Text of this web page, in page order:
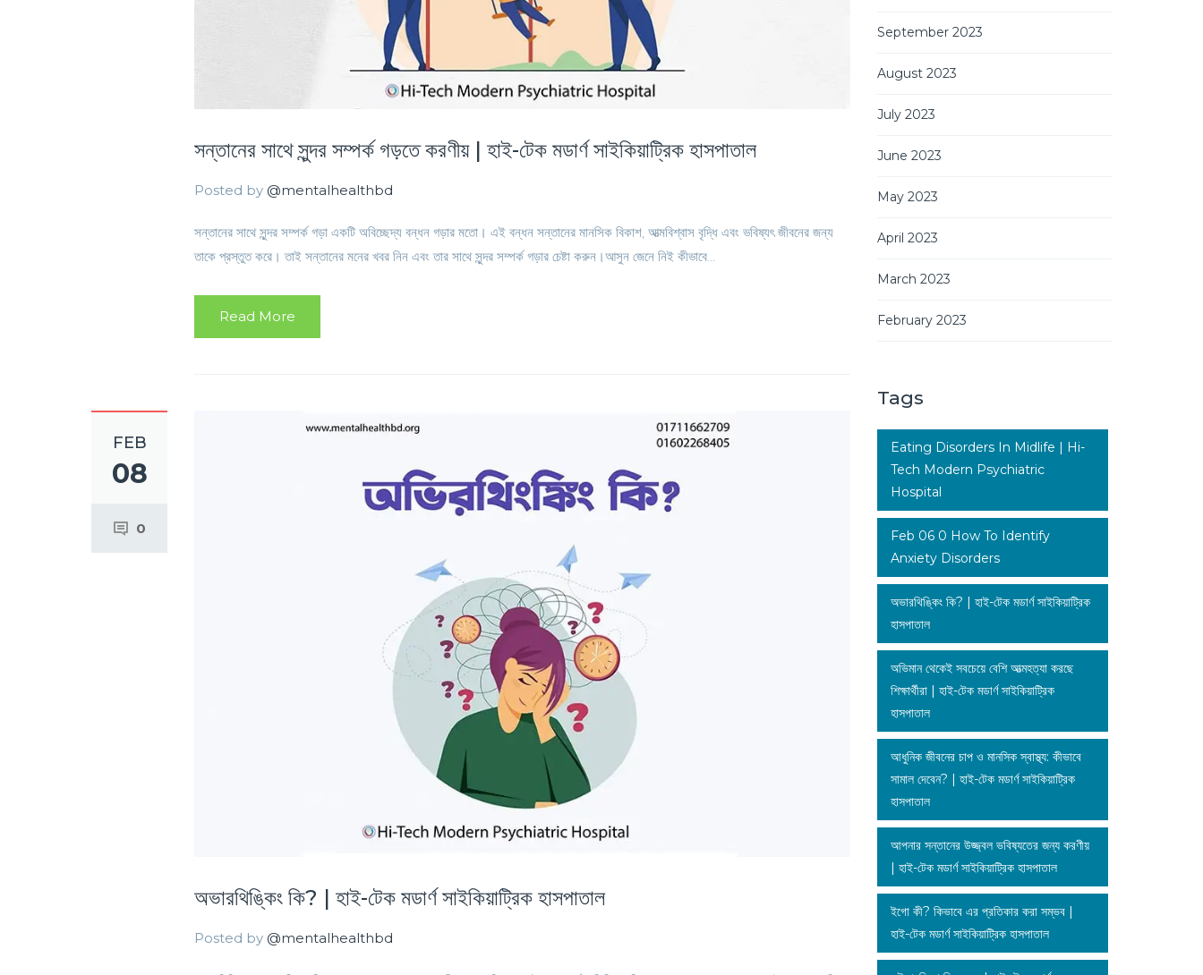
সন্তানের সাথে সুন্দর সম্পর্ক গড়তে করণীয় | হাই-টেক মডার্ণ সাইকিয়াট্রিক হাসপাতাল
Posted by @mentalhealthbd
সন্তানের সাথে সুন্দর সম্পর্ক গড়া একটি অবিচ্ছেদ্য বন্ধন গড়ার মতো। এই বন্ধন সন্তানের মানসিক বিকাশ, আত্মবিশ্বাস বৃদ্ধি এবং ভবিষ্যৎ জীবনের জন্য
তাকে প্রস্তুত করে। তাই সন্তানের মনের খবর নিন এবং তার সাথে সুন্দর সম্পর্ক গড়ার চেষ্টা করুন।আসুন জেনে নিই কীভাবে...
Read More
FEB
08
0
অভারথিঙ্কিং কি? | হাই-টেক মডার্ণ সাইকিয়াট্রিক হাসপাতাল
Posted by @mentalhealthbd
September 2023
August 2023
July 2023
June 2023
May 2023
April 2023
March 2023
February 2023
Tags
Eating Disorders In Midlife | Hi-
Tech Modern Psychiatric
Hospital
Feb 06 0 How To Identify
Anxiety Disorders
অভারথিঙ্কিং কি? | হাই-টেক মডার্ণ সাইকিয়াট্রিক
হাসপাতাল
অভিমান থেকেই সবচেয়ে বেশি আত্মহত্যা করছে
শিক্ষার্থীরা | হাই-টেক মডার্ণ সাইকিয়াট্রিক
হাসপাতাল
আধুনিক জীবনের চাপ ও মানসিক স্বাস্থ্য: কীভাবে
সামাল দেবেন? | হাই-টেক মডার্ণ সাইকিয়াট্রিক
হাসপাতাল
আপনার সন্তানের উজ্জ্বল ভবিষ্যতের জন্য করণীয়
| হাই-টেক মডার্ণ সাইকিয়াট্রিক হাসপাতাল
ইগো কী? কিভাবে এর প্রতিকার করা সম্ভব |
হাই-টেক মডার্ণ সাইকিয়াট্রিক হাসপাতাল